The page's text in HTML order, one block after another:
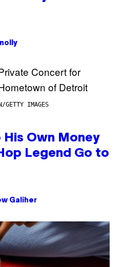
GETTY IMAGES
His Own Money
Legend Go to
Galiher